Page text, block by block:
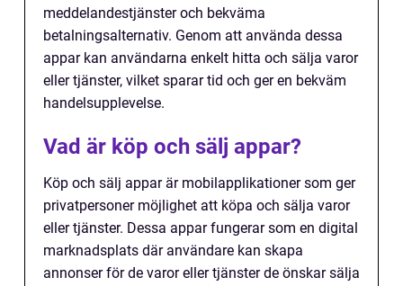
meddelandestjänster och bekväma
betalningsalternativ. Genom att använda dessa
appar kan användarna enkelt hitta och sälja varor
eller tjänster, vilket sparar tid och ger en bekväm
handelsupplevelse.
Vad är köp och sälj appar?
Köp och sälj appar är mobilapplikationer som ger
privatpersoner möjlighet att köpa och sälja varor
eller tjänster. Dessa appar fungerar som en digital
marknadsplats där användare kan skapa
annonser för de varor eller tjänster de önskar sälja